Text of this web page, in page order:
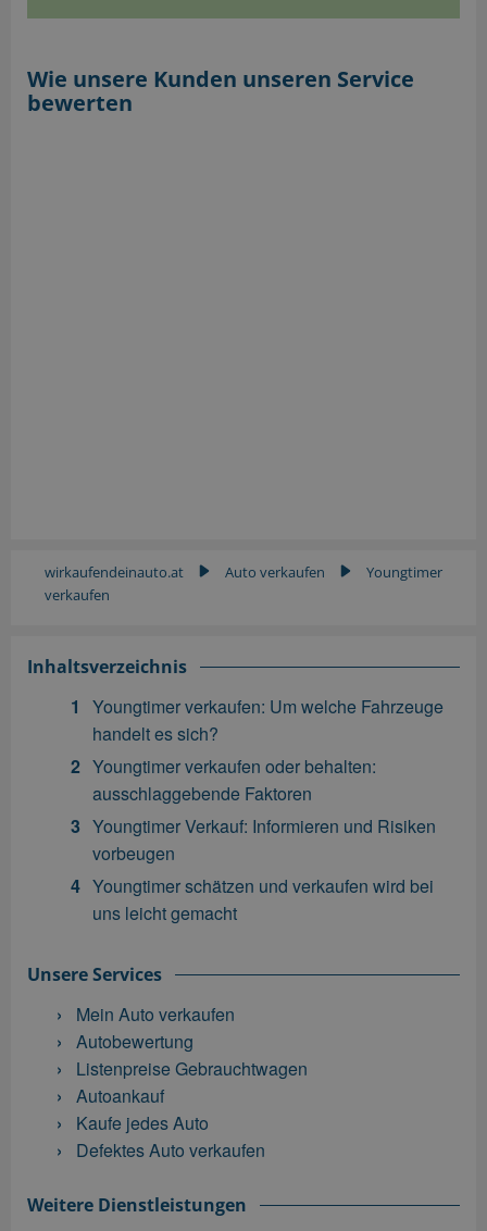
Wie unsere Kunden unseren Service
bewerten
wirkaufendeinauto.at Auto verkaufen
Youngtimer
verkaufen
Inhaltsverzeichnis
Youngtimer verkaufen: Um welche Fahrzeuge
handelt es sich?
Youngtimer verkaufen oder behalten:
ausschlaggebende Faktoren
Youngtimer Verkauf: Informieren und Risiken
vorbeugen
Youngtimer schätzen und verkaufen wird bei
uns leicht gemacht
Unsere Services
Mein Auto verkaufen
Autobewertung
Listenpreise Gebrauchtwagen
Autoankauf
Kaufe jedes Auto
Defektes Auto verkaufen
Weitere Dienstleistungen